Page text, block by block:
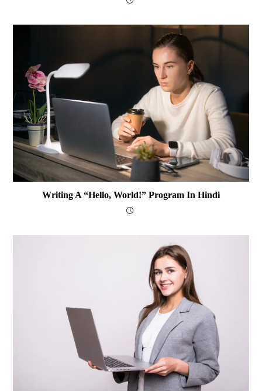
Writing A “Hello, World!” Program In Hindi